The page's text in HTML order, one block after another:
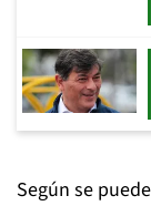
Según se